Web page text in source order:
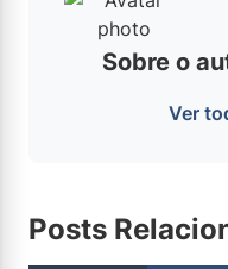
Sobre o
Ver
Posts